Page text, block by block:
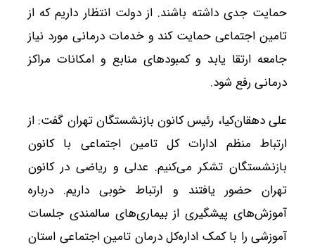
حمایت جدی داشته باشند. از دولت انتظار داریم که از
تامین اجتماعی حمایت کند و خدمات درمانی مورد نیاز
جامعه ارتقا یابد و کمبودهای منابع و امکانات مراکز
درمانی رفع شود.
علی دهقان‌کیا، رئیس کانون بازنشستگان تهران گفت: از
ارتباط منظم ادارات کل تامین اجتماعی با کانون
بازنشستگان تشکر می‌کنیم. عدلی و ریاضی در کانون
تهران حضور یافتند و ارتباط خوبی داریم. درباره
آموزش‌های پیشگیری از بیماری‌های سالمندی جلسات
آموزشی را با کمک اداره‌کل درمان تامین اجتماعی استان